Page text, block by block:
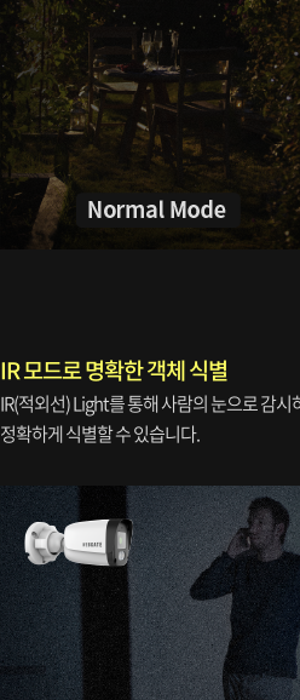
IR 모드로 명확한 객체 식별
IR(적외선) Light를 통해 사람의 눈으로 감
정확하게 식별할 수 있습니다.